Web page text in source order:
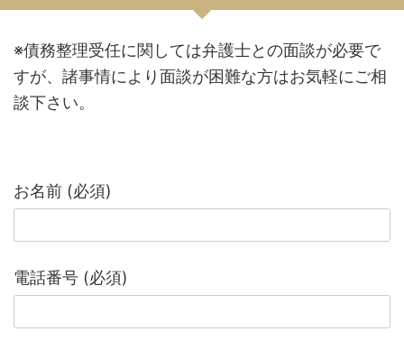
※債務整理受任に関しては弁護士との面談が必要で
すが、諸事情により面談が困難な方はお気軽にご相
談下さい。
お名前 (必須)
電話番号 (必須)